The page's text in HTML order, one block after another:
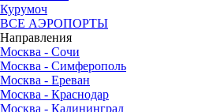
Курумоч
ВСЕ АЭРОПОРТЫ
Направления
Москва - Сочи
Москва - Симферополь
Москва - Ереван
Москва - Краснодар
Москва - Калининград